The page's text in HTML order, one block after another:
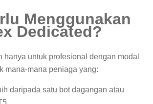
Menggunakan
Dedicated?
hanya untuk profesional dengan modal
mana-mana peniaga yang:
daripada satu bot dagangan atau